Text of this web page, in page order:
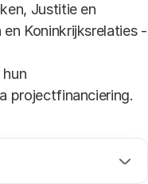
Justitie en
en Koninkrijksrelaties -
projectfinanciering.